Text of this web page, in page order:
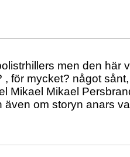
men den här
för mycket? något
Mikael Mikael
om storyn anars